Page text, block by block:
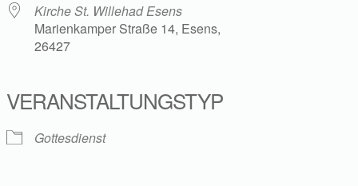
Kirche St. Willehad Esens
Marienkamper Straße 14, Esens,
26427
VERANSTALTUNGSTYP
Gottesdienst